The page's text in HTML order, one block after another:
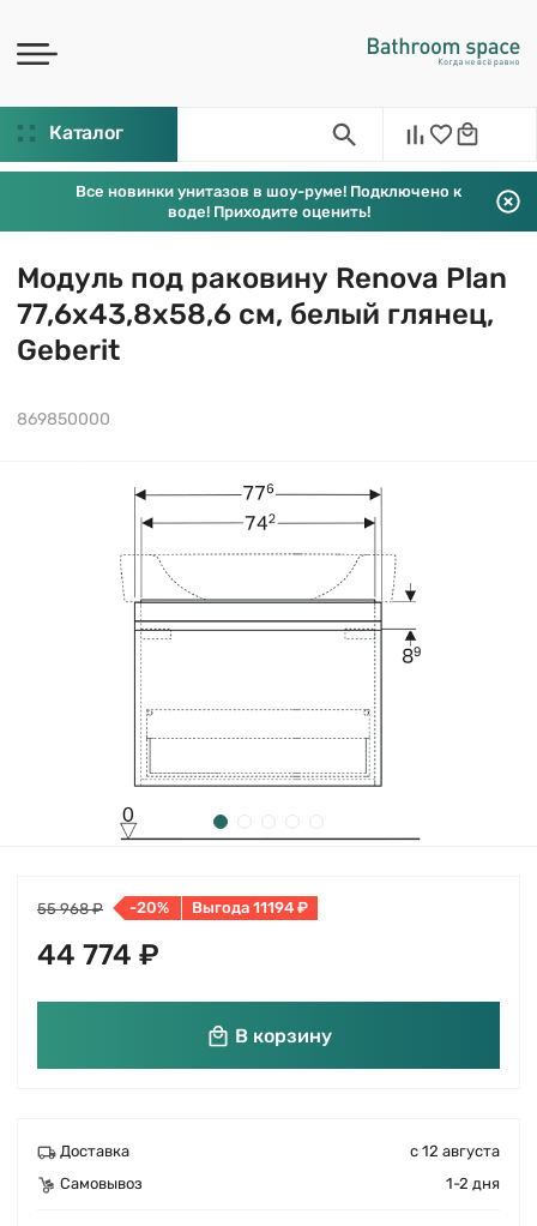
Каталог
Все новинки унитазов в шоу-руме! Подключено к
воде! Приходите оценить!
Модуль под раковину Renova Plan
77,6х43,8х58,6 см, белый глянец,
Geberit
869850000
55 968 ₽ -20% Выгода 11194 ₽
44 774 ₽
В корзину
Доставка
с 12 августа
Самовывоз
1-2 дня